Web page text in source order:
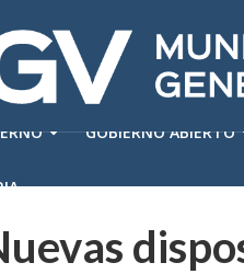
GOBIERNO ABIERTO